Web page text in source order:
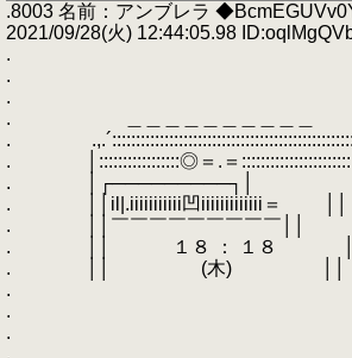
.8003 名前：アンブレラ
2021/09/28(火) 12:44:05.98
.
.
.
. ＿＿＿＿＿＿＿＿＿＿
.
. │:::::::::::::::::◎＝.＝:::::::::::::::::::::::
. │┌─────────┐│
. ││il|.iiiiiiiiiii凹iiiiiiiiiiiii＝ ││
. ││￣￣￣￣￣￣￣￣￣││
. ││ １８ ： １８
. ││ (木) ││
.
.
.